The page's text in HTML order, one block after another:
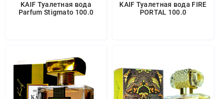
KAIF Туалетная вода
Parfum Stigmato 100.0
KAIF Туалетная вода FIRE
PORTAL 100.0